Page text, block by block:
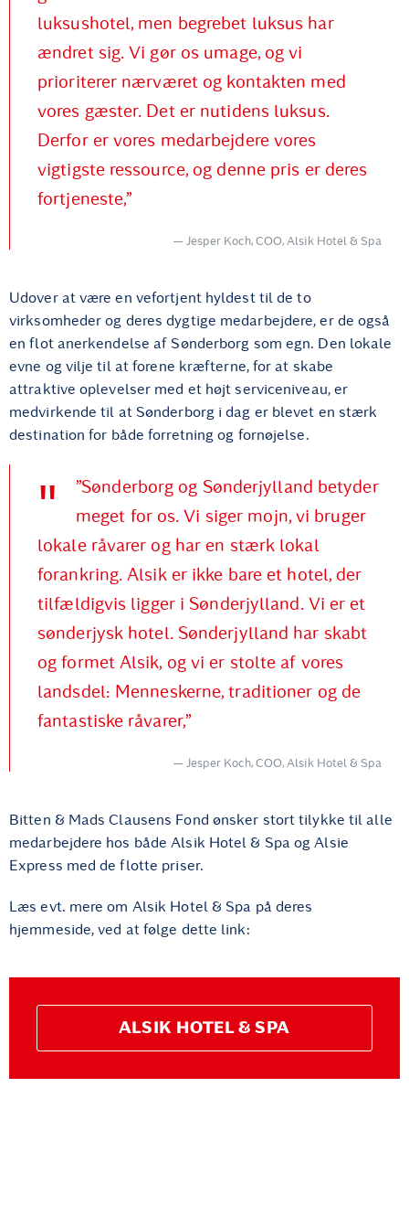
luksushotel, men begrebet luksus har
ændret sig. Vi gør os umage, og vi
prioriterer nærværet og kontakten med
vores gæster. Det er nutidens luksus.
Derfor er vores medarbejdere vores
vigtigste ressource, og denne pris er deres
fortjeneste,”
Jesper Koch, COO, Alsik Hotel & Spa
Udover at være en vefortjent hyldest til de to
virksomheder og deres dygtige medarbejdere, er de også
en flot anerkendelse af Sønderborg som egn. Den lokale
evne og vilje til at forene kræfterne, for at skabe
attraktive oplevelser med et højt serviceniveau, er
medvirkende til at Sønderborg i dag er blevet en stærk
destination for både forretning og fornøjelse.
”Sønderborg og Sønderjylland betyder
meget for os. Vi siger mojn, vi bruger
lokale råvarer og har en stærk lokal
forankring. Alsik er ikke bare et hotel, der
tilfældigvis ligger i Sønderjylland. Vi er et
sønderjysk hotel. Sønderjylland har skabt
og formet Alsik, og vi er stolte af vores
landsdel: Menneskerne, traditioner og de
fantastiske råvarer,”
Jesper Koch, COO, Alsik Hotel & Spa
Bitten & Mads Clausens Fond ønsker stort tilykke til alle
medarbejdere hos både Alsik Hotel & Spa og Alsie
Express med de flotte priser.
Læs evt. mere om Alsik Hotel & Spa på deres
hjemmeside, ved at følge dette link:
ALSIK HOTEL & SPA